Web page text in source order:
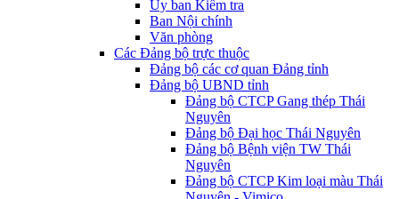
Ủy ban Kiểm tra
Ban Nội chính
Văn phòng
Các Đảng bộ trực thuộc
Đảng bộ các cơ quan Đảng tỉnh
Đảng bộ UBND tỉnh
Đảng bộ CTCP Gang thép Thái
Nguyên
Đảng bộ Đại học Thái Nguyên
Đảng bộ Bệnh viện TW Thái
Nguyên
Đảng bộ CTCP Kim loại màu Thái